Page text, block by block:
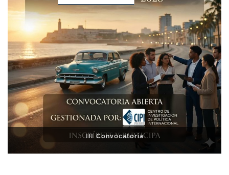
XI Conference on Strategic Studies